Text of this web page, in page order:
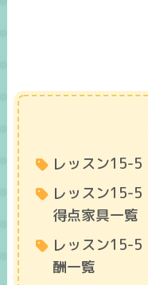
レッスン15-5
レッスン15-5
得点家具一覧
レッスン15-5
酬一覧